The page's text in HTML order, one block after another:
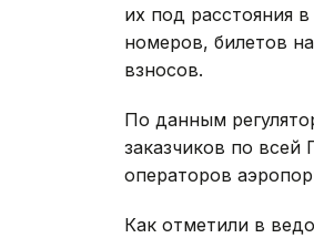
их под расстояния
номеров, билетов
взносов.
По данным
заказчиков по всей
операторов
Как отметили в